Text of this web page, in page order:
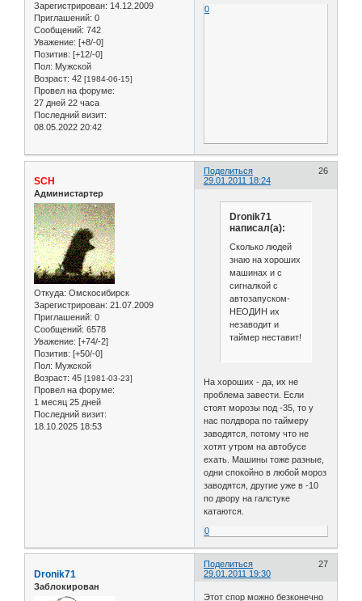
Зарегистрирован: 14.12.2009
Приглашений: 0
Сообщений: 742
Уважение: [+8/-0]
Позитив: [+12/-0]
Пол: Мужской
Возраст: 42 [1984-06-15]
Провел на форуме:
27 дней 22 часа
Последний визит:
08.05.2022 20:42
0
Поделиться
26
29.01.2011 18:24
SCH
Администартер
Откуда: Омскосибирск
Зарегистрирован: 21.07.2009
Приглашений: 0
Сообщений: 6578
Уважение: [+74/-2]
Позитив: [+50/-0]
Пол: Мужской
Возраст: 45 [1981-03-23]
Провел на форуме:
1 месяц 25 дней
Последний визит:
18.10.2025 18:53
Dronik71
написал(а):
Сколько людей
знаю на хороших
машинах и с
сигналкой с
автозапуском-
НЕОДИН их
незаводит и
таймер неставит!
На хороших - да, их не
проблема завести. Если
стоят морозы под -35, то у
нас полдвора по таймеру
заводятся, потому что не
хотят утром на автобусе
ехать. Машины тоже разные,
одни спокойно в любой мороз
заводятся, другие уже в -10
по двору на галстуке
катаются.
0
Поделиться
27
29.01.2011 19:30
Dronik71
Заблокирован
Этот спор можно безконечно